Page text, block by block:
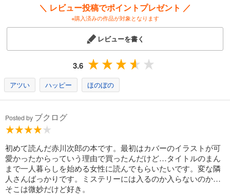
＼ レビュー投稿でポイントプレゼント ／
※購入済みの作品が対象となります
レビューを書く
3.6
アツい ハッピー ほのぼの
Posted by ブクログ
初めて読んだ赤川次郎の本です。最初はカバーのイラストが可
愛かったからっていう理由で買ったんだけど…タイトルのまん
まで一人暮らしを始める女性に読んでもらいたいです。変な隣
人さんばっかりです。ミステリーには入るのか入らないのか…
そこは微妙だけど好き。